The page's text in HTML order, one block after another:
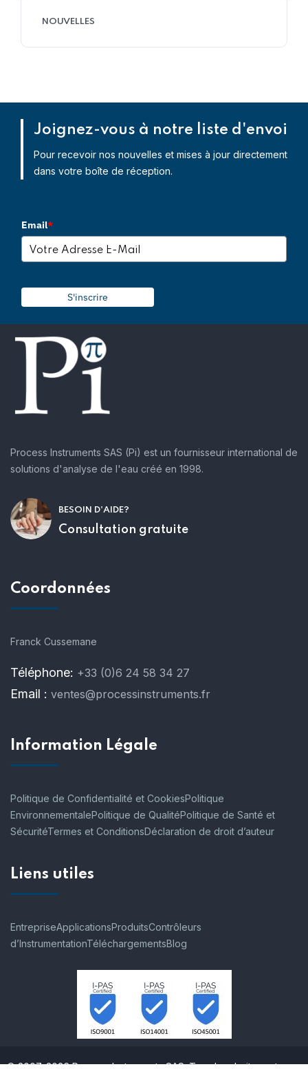
NOUVELLES
Joignez-vous à notre liste d'envoi
Pour recevoir nos nouvelles et mises à jour directement
dans votre boîte de réception.
Email*
S'inscrire
Process Instruments SAS (Pi) est un fournisseur international de
solutions d'analyse de l'eau créé en 1998.
BESOIN D'AIDE?
Consultation gratuite
Coordonnées
Franck Cussemane
Téléphone: +33 (0)6 24 58 34 27
Email : ventes@processinstruments.fr
Information Légale
Politique de Confidentialité et CookiesPolitique
EnvironnementalePolitique de QualitéPolitique de Santé et
SécuritéTermes et ConditionsDéclaration de droit d’auteur
Liens utiles
EntrepriseApplicationsProduitsContrôleurs
d’InstrumentationTéléchargementsBlog
© 2007-2026 Process Instruments SAS. Tous les droits sont